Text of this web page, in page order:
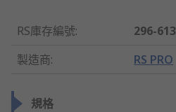
RS庫存編號:
296-613
製造商: RS PRO
規格